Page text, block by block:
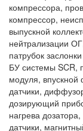
компрессора,
компрессор,
выпускной
нейтрализации
патрубок
БУ системы SCR,
модуля, впускной
датчики,
дозирующий
нагрева
датчики,